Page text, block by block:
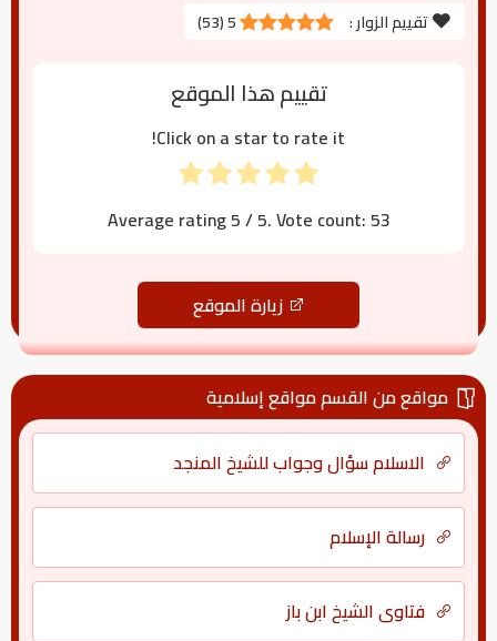
تقييم الزوار :
5
(
53
)
تقييم هذا الموقع
Click on a star to rate it!
Average rating5/ 5. Vote count:53
زيارة الموقع
مواقع من القسم مواقع إسلامية
الاسلام سؤال وجواب للشيخ المنجد
رسالة الإسلام
فتاوى الشيخ ابن باز